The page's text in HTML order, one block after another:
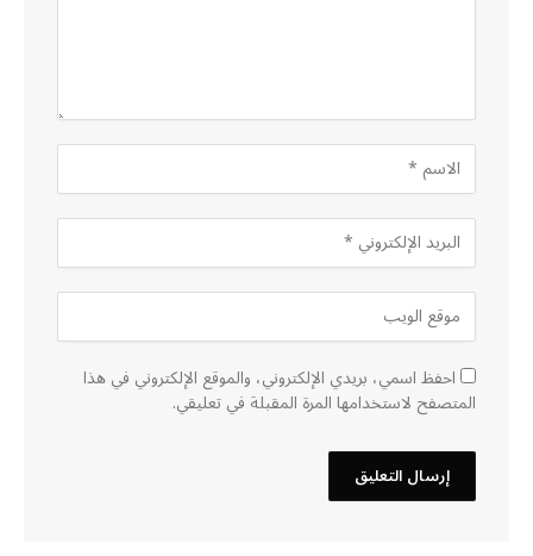
احفظ اسمي، بريدي الإلكتروني، والموقع الإلكتروني في هذا
المتصفح لاستخدامها المرة المقبلة في تعليقي.